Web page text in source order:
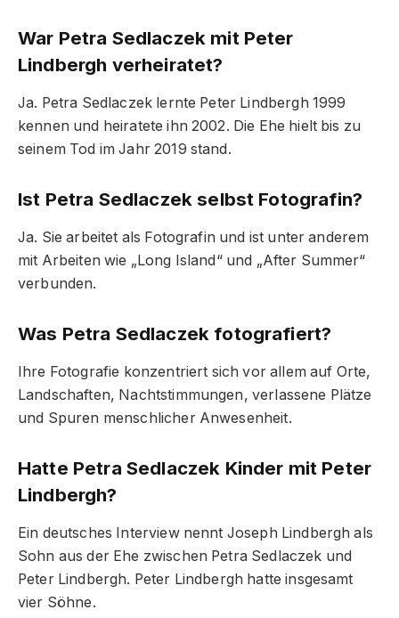
War Petra Sedlaczek mit Peter
Lindbergh verheiratet?
Ja. Petra Sedlaczek lernte Peter Lindbergh 1999
kennen und heiratete ihn 2002. Die Ehe hielt bis zu
seinem Tod im Jahr 2019 stand.
Ist Petra Sedlaczek selbst Fotografin?
Ja. Sie arbeitet als Fotografin und ist unter anderem
mit Arbeiten wie „Long Island“ und „After Summer“
verbunden.
Was Petra Sedlaczek fotografiert?
Ihre Fotografie konzentriert sich vor allem auf Orte,
Landschaften, Nachtstimmungen, verlassene Plätze
und Spuren menschlicher Anwesenheit.
Hatte Petra Sedlaczek Kinder mit Peter
Lindbergh?
Ein deutsches Interview nennt Joseph Lindbergh als
Sohn aus der Ehe zwischen Petra Sedlaczek und
Peter Lindbergh. Peter Lindbergh hatte insgesamt
vier Söhne.